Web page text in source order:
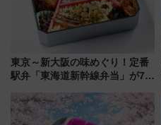
東京～新大阪の味めぐり！定番
駅弁「東海道新幹線弁当」が7月